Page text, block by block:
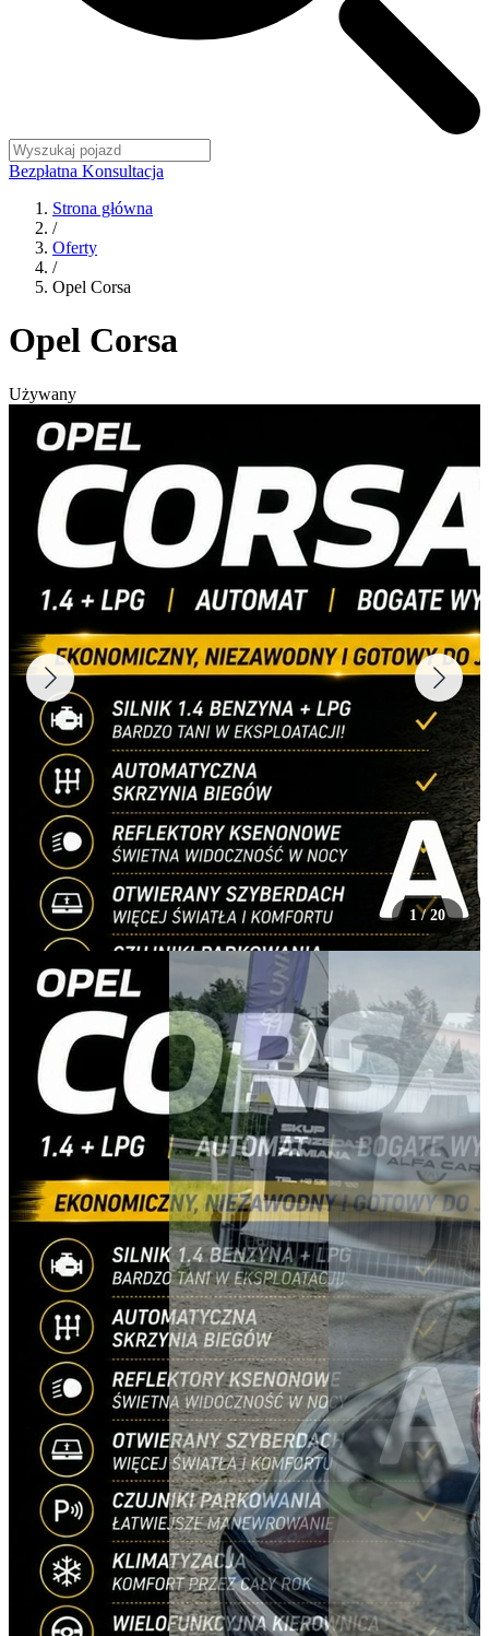
Bezpłatna Konsultacja
Strona główna
/
Oferty
/
Opel Corsa
Opel Corsa
Używany
1/20